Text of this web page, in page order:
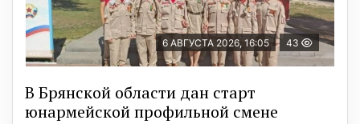
6 АВГУСТА 2026, 16:05 43
В Брянской области дан старт
юнармейской профильной смене